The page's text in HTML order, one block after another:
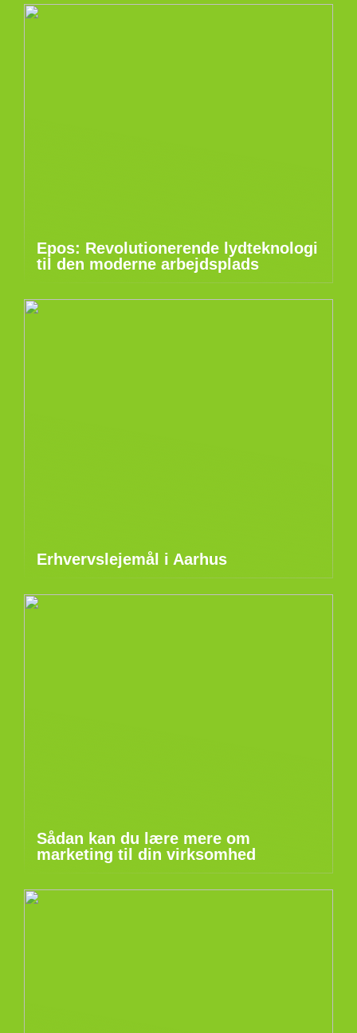
Epos: Revolutionerende lydteknologi
til den moderne arbejdsplads
Erhvervslejemål i Aarhus
Sådan kan du lære mere om
marketing til din virksomhed